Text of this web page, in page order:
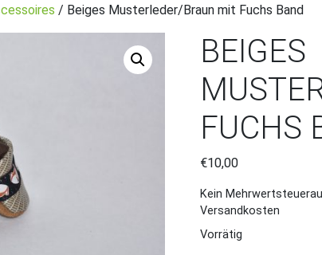
/ Beiges Musterleder/Braun mit Fuchs Band
BEIGES
FUCHS
€10,00
Kein
Versandkosten
Vorrätig